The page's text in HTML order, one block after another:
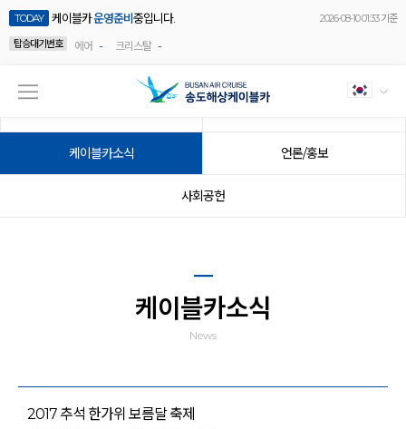
TODAY 케이블카운영준비 중입니다.
2026-08-10 01:33 기준
탑승대기번호
에어 - 크리스탈 -
케이블카소식 언론/홍보
사회공헌
케이블카소식
News
2017 추석 한가위 보름달 축제